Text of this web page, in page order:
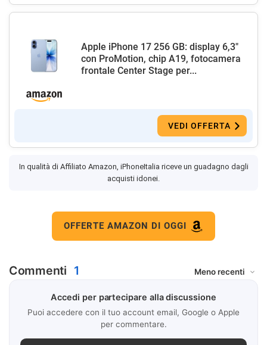
Apple iPhone 17 256 GB: display 6,3"
con ProMotion, chip A19, fotocamera
frontale Center Stage per...
VEDI OFFERTA
In qualità di Affiliato Amazon, iPhoneItalia riceve un guadagno dagli
acquisti idonei.
OFFERTE AMAZON DI OGGI
Commenti 1
Accedi per partecipare alla discussione
Puoi accedere con il tuo account email, Google o Apple
per commentare.